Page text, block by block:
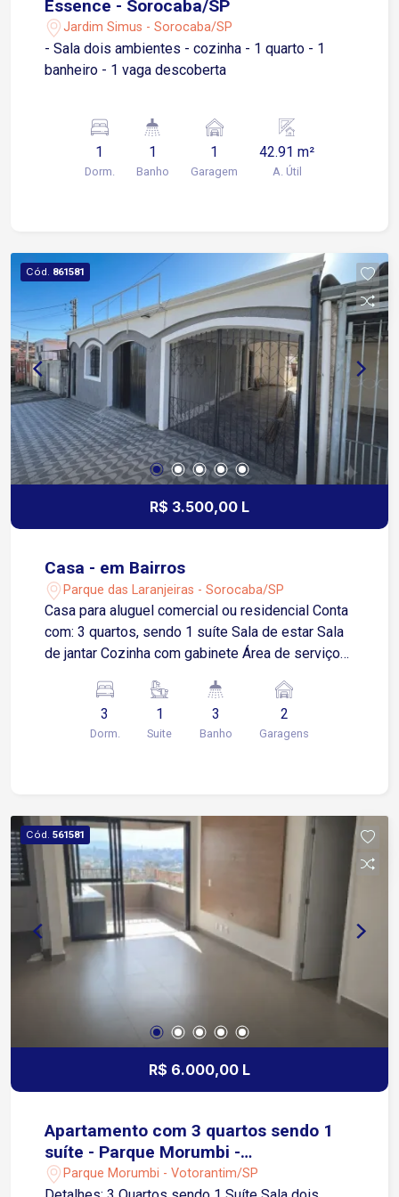
Essence - Sorocaba/SP
Jardim Simus - Sorocaba/SP
- Sala dois ambientes - cozinha - 1 quarto - 1
banheiro - 1 vaga descoberta
1
Dorm.
1
Banho
1
Garagem
42.91 m²
A. Útil
Cód. 861581
R$ 3.500,00 L
Casa - em Bairros
Parque das Laranjeiras - Sorocaba/SP
Casa para aluguel comercial ou residencial Conta
com: 3 quartos, sendo 1 suíte Sala de estar Sala
de jantar Cozinha com gabinete Área de serviço
de despejo Banheiro externo Garagem coberta
para 2 carros A menos de 100 metros da Avenida
Dr. Ulysses Guimarães Apenas 5 minutos da
acesso a comércios, supermercados, escolas,
farmácias e diversos serviços.
3
Dorm.
1
Suite
3
Banho
2
Garagens
Cód. 561581
R$ 6.000,00 L
Apartamento com 3 quartos sendo 1
suíte - Parque Morumbi -
Votorantim/SP
Parque Morumbi - Votorantim/SP